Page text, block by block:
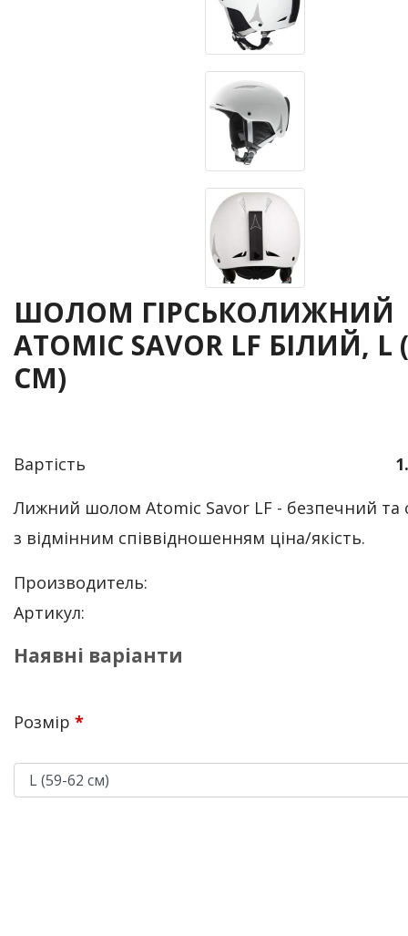
ШОЛОМ ГІРСЬКОЛИЖНИЙ
ATOMIC SAVOR LF БІЛИЙ, L
СМ)
Вартість
Лижний шолом Atomic Savor LF - безпечний та
з відмінним співвідношенням ціна/якість.
Производитель:
Артикул:
Наявні варіанти
Розмір *